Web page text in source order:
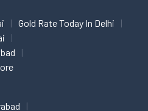
Gold Rate Today In Delhi